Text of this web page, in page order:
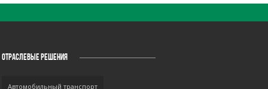
ОТРАСЛЕВЫЕ РЕШЕНИЯ
Автомобильный транспорт